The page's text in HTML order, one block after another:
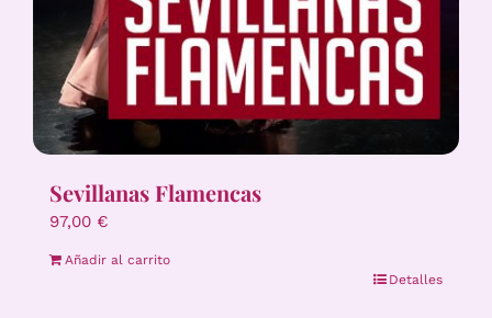
Sevillanas Flamencas
97,00 €
Añadir al carrito
Detalles